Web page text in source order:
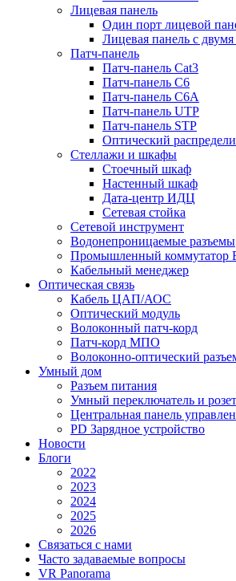
Лицевая панель
Один порт лицевой
Лицевая панель с
Патч-панель
Патч-панель Cat3
Патч-панель C6
Патч-панель C6A
Патч-панель UTP
Патч-панель STP
Оптический
Стеллажи и шкафы
Стоечный шкаф
Настенный шкаф
Дата-центр ИДЦ
Сетевая стойка
Сетевой инструмент
Водонепроницаемые разъемы
Промышленный коммутатор
Кабельный менеджер
Оптическая связь
Кабель ЦАП/АОС
Оптический модуль
Волоконный патч-корд
Патч-корд МПО
Волоконно-оптический
Умный дом
Разъем питания
Умный переключатель и
Центральная панель
PD Зарядное устройство
Новости
Блоги
2022
2023
2024
2025
2026
Связаться с нами
Часто задаваемые вопросы
VR Panorama